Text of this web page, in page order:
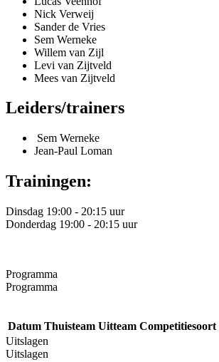
Nick Verweij
Sander de Vries
Sem Werneke
Willem van Zijl
Levi van Zijtveld
Mees van Zijtveld
Leiders/trainers
Sem Werneke
Jean-Paul Loman
Trainingen:
Dinsdag 19:00 - 20:15 uur
Donderdag 19:00 - 20:15 uur
Programma
Programma
Datum Thuisteam Uitteam Competitiesoort
Uitslagen
Uitslagen